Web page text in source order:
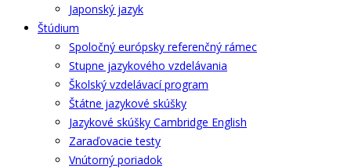
Japonský jazyk
Štúdium
Spoločný európsky referenčný rámec
Stupne jazykového vzdelávania
Školský vzdelávací program
Štátne jazykové skúšky
Jazykové skúšky Cambridge English
Zaraďovacie testy
Vnútorný poriadok